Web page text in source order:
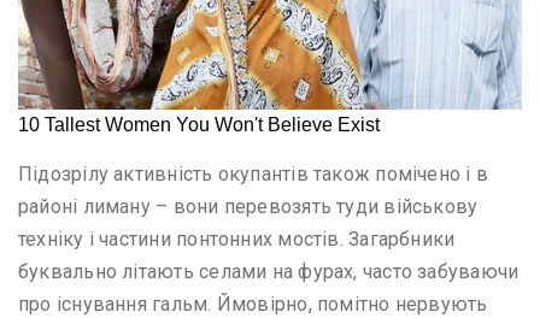
Підозрілу активність окупантів також помічено і в
районі лиману – вони перевозять туди військову
техніку і частини понтонних мостів. Загарбники
буквально літають селами на фурах, часто забуваючи
про існування гальм. Ймовірно, помітно нервують